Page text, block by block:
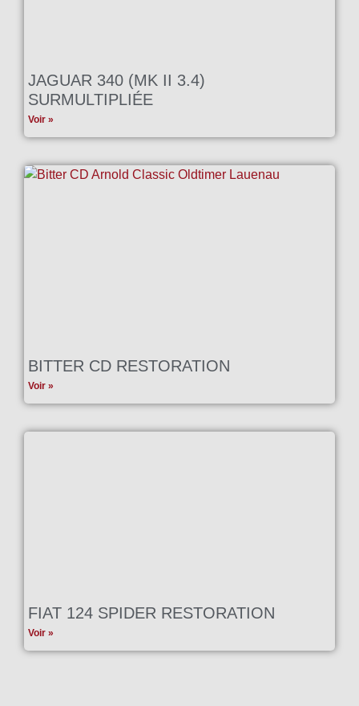
JAGUAR 340 (MK II 3.4)
SURMULTIPLIÉE
Voir »
BITTER CD RESTORATION
Voir »
FIAT 124 SPIDER RESTORATION
Voir »